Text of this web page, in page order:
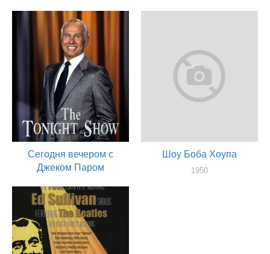
Сегодня вечером с
Джеком Паром
актер
Шоу Боба Хоупа
1950